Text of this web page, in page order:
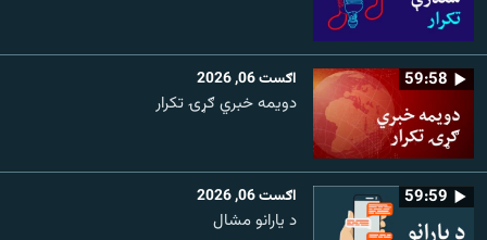
59:58 اګست 06, 2026
دویمه خبري ګړۍ تکرار
59:59 اګست 06, 2026
د یارانو مشال